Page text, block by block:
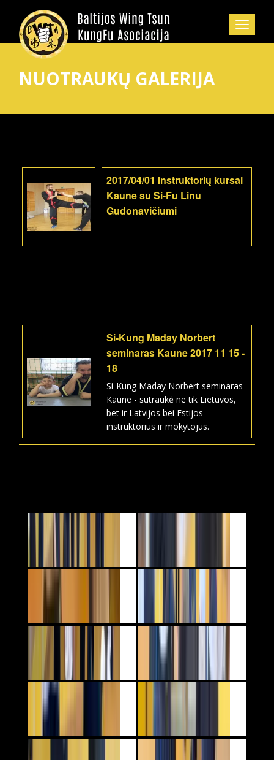
NUOTRAUKŲ GALERIJA
2017/04/01 Instruktorių kursai
Kaune su Si-Fu Linu
Gudonavičiumi
Si-Kung Maday Norbert
seminaras Kaune 2017 11 15 -
18
Si-Kung Maday Norbert seminaras
Kaune - sutraukė ne tik Lietuvos,
bet ir Latvijos bei Estijos
instruktorius ir mokytojus.